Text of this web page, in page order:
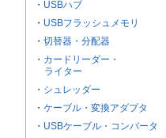
・ USBハブ
・ USBフラッシュメモリ
・ 切替器・分配器
・ カードリーダー・
ライター
・ シュレッダー
・ ケーブル・変換アダプタ
・ USBケーブル・コンバータ